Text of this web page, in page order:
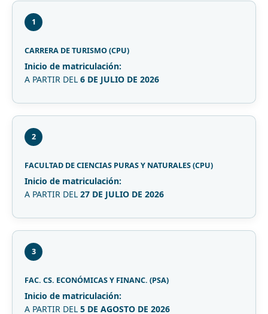
1
CARRERA DE TURISMO (CPU)
Inicio de matriculación:
A PARTIR DEL 6 DE JULIO DE 2026
2
FACULTAD DE CIENCIAS PURAS Y NATURALES (CPU)
Inicio de matriculación:
A PARTIR DEL 27 DE JULIO DE 2026
3
FAC. CS. ECONÓMICAS Y FINANC. (PSA)
Inicio de matriculación:
A PARTIR DEL 5 DE AGOSTO DE 2026